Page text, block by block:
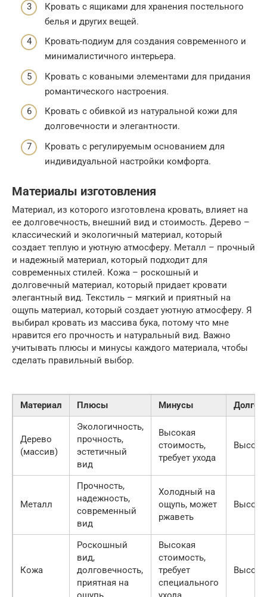
Кровать с ящиками для хранения постельного
белья и других вещей.
Кровать-подиум для создания современного и
минималистичного интерьера.
Кровать с коваными элементами для придания
романтического настроения.
Кровать с обивкой из натуральной кожи для
долговечности и элегантности.
Кровать с регулируемым основанием для
индивидуальной настройки комфорта.
Материалы изготовления
Материал, из которого изготовлена кровать, влияет на
ее долговечность, внешний вид и стоимость. Дерево –
классический и экологичный материал, который
создает теплую и уютную атмосферу. Металл – прочный
и надежный материал, который подходит для
современных стилей. Кожа – роскошный и
долговечный материал, который придает кровати
элегантный вид. Текстиль – мягкий и приятный на
ощупь материал, который создает уютную атмосферу. Я
выбирал кровать из массива бука, потому что мне
нравится его прочность и натуральный вид. Важно
учитывать плюсы и минусы каждого материала, чтобы
сделать правильный выбор.
Материал Плюсы Минусы
Дерево
(массив)
Экологичность,
прочность,
эстетичный
вид
Высокая
стоимость,
требует ухода
Металл
Прочность,
надежность,
современный
вид
Холодный на
ощупь, может
ржаветь
Кожа
Роскошный
вид,
долговечность,
приятная на
Высокая
стоимость,
требует
специального